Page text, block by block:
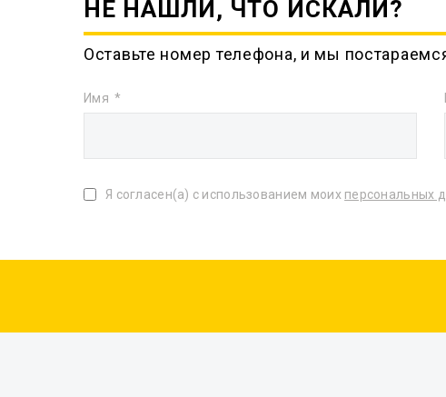
НЕ НАШЛИ, ЧТО ИСКАЛИ?
Оставьте номер телефона, и мы
Имя
Я согласен(а) с использованием моих персональных